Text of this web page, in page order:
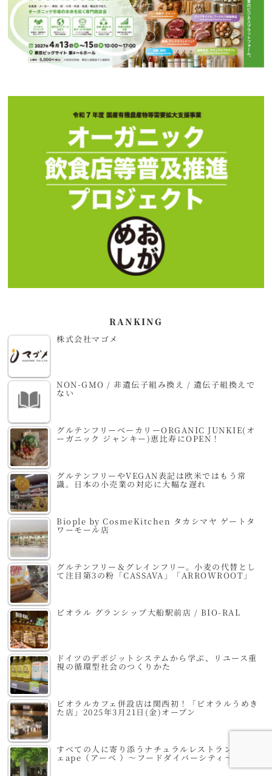
RANKING
株式会社マゴメ
NON-GMO / 非遺伝子組み換え / 遺伝子組換えで
ない
グルテンフリーベーカリーORGANIC JUNKIE(オ
ーガニック ジャンキー)恵比寿にOPEN！
グルテンフリーやVEGAN表記は欧米ではもう常
識。日本の小売業の対応に大幅な遅れ
Biople by CosmeKitchen タカシマヤ ゲートタ
ワーモール店
グルテンフリー＆グレインフリー。小麦の代替とし
て注目第3の粉「CASSAVA」「ARROWROOT」
ビオラル グランシップ大船駅前店 / BIO-RAL
ドイツのデポジットシステムから学ぶ、リユース重
視の循環型社会のつくりかた
ビオラルカフェ併設店は関西初！「ビオラルうめき
た店」2025年3月21日(金)オープン
すべての人に寄り添うナチュラルレストラン＆カフ
ェape（アーペ ）～フードダイバーシティ～